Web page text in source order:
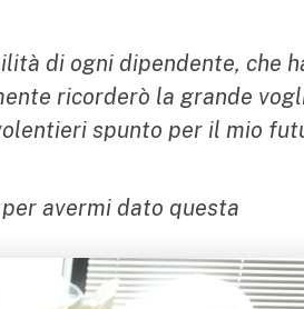
di ogni dipendente, che
ricorderò la grande
spunto per il mio
avermi dato questa